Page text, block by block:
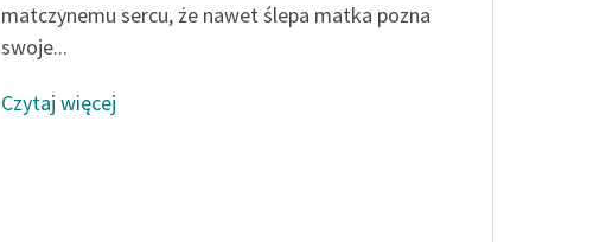
matczynemu sercu, że nawet ślepa matka pozna
swoje...
Czytaj więcej